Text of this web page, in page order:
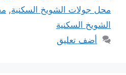
محل جولات الشويخ السكنية,
الشويخ السكنية
أضف تعليق